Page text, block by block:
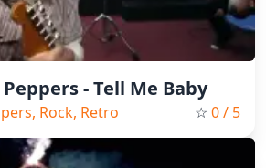
- Tell Me Baby
Rock, Retro ☆ 0/ 5